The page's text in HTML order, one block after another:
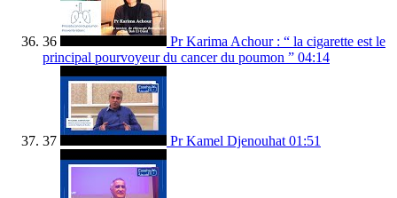
36
Pr Karima Achour : “ la cigarette est le
principal pourvoyeur du cancer du poumon ” 04:14
37 Pr Kamel Djenouhat 01:51